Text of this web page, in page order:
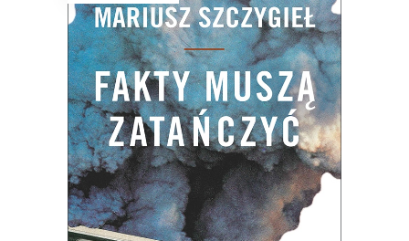
FAKTY MUSZĄ ZATAŃCZYĆ
Dlaczego bez szczegółu nie ma ogółu?
Czym różni się fakt od faktu podanego
czytelnikom? Czy na pewno Z zimną
krwią Trumana Capote’a jest pierwszą
powieścią non-fiction? Do czego może
służyć reporterowi bardzo długi szalik?
Dlaczego Hanna Krall jest Mondrianem
reportażu, a nie […]